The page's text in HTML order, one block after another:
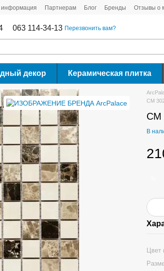
информация Партнерам Блог Бренды Отзывы о
063 114-34-13 Перезвонить вам?
декор Керамическая плитка
CM
В
Цвет